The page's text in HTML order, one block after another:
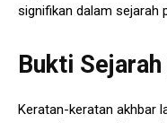
signifikan dalam sejarah
Bukti
Keratan-keratan akhbar